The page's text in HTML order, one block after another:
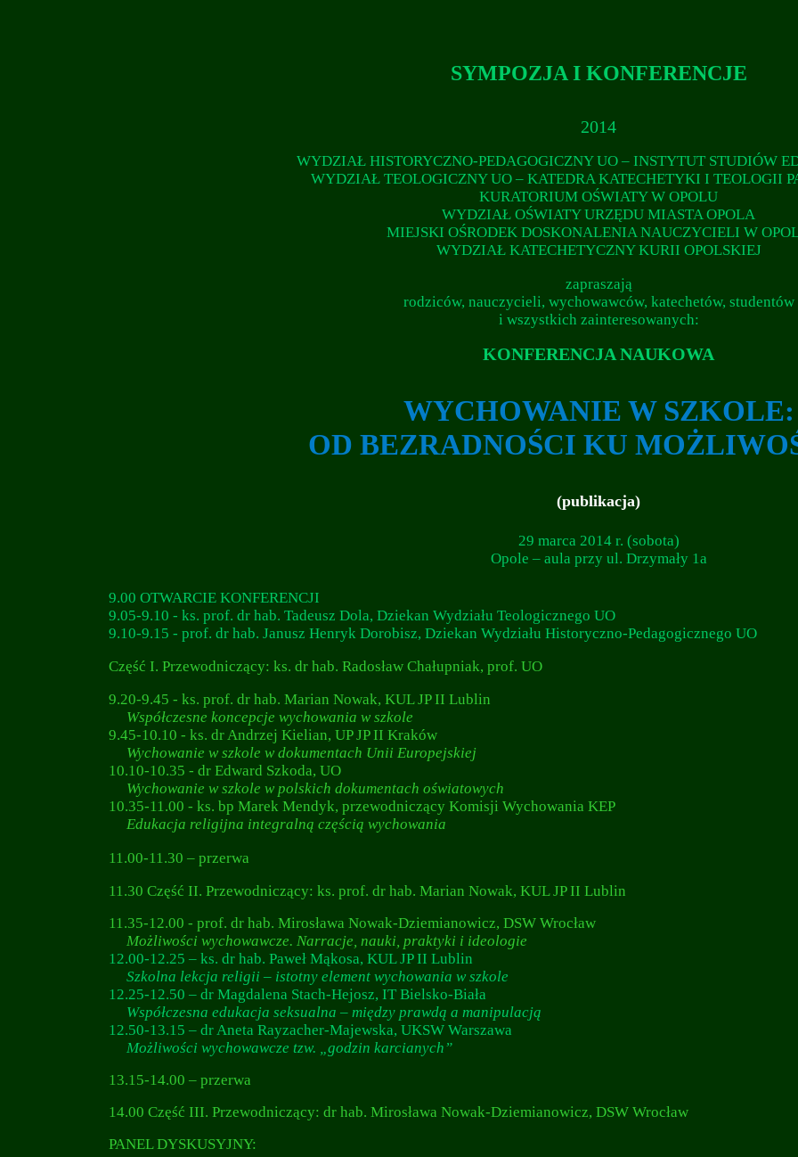
SYMPOZJA I KONFERENCJE
2014
WYDZIAŁ HISTORYCZNO-PEDAGOGICZNY UO – INSTYTUT STUDIÓW
WYDZIAŁ TEOLOGICZNY UO – KATEDRA KATECHETYKI I TEOLOGII
KURATORIUM OŚWIATY W OPOLU
WYDZIAŁ OŚWIATY URZĘDU MIASTA OPOLA
MIEJSKI OŚRODEK DOSKONALENIA NAUCZYCIELI W
WYDZIAŁ KATECHETYCZNY KURII OPOLSKIEJ
zapraszają
rodziców, nauczycieli, wychowawców, katechetów, studentów
i wszystkich zainteresowanych:
KONFERENCJA NAUKOWA
WYCHOWANIE W SZKOLE:
OD BEZRADNOŚCI KU
(publikacja)
29 marca 2014 r. (sobota)
Opole – aula przy ul. Drzymały 1a
9.00 OTWARCIE KONFERENCJI
9.05-9.10 - ks. prof. dr hab. Tadeusz Dola, Dziekan Wydziału Teologicznego UO
9.10-9.15 - prof. dr hab. Janusz Henryk Dorobisz, Dziekan Wydziału Historyczno-Pedagogicznego UO
Część I. Przewodniczący: ks. dr hab. Radosław Chałupniak, prof. UO
9.20-9.45 - ks. prof. dr hab. Marian Nowak, KUL JP II Lublin
Współczesne koncepcje wychowania w szkole
9.45-10.10 - ks. dr Andrzej Kielian, UP JP II Kraków
Wychowanie w szkole w dokumentach Unii Europejskiej
10.10-10.35 - dr Edward Szkoda, UO
Wychowanie w szkole w polskich dokumentach oświatowych
10.35-11.00 - ks. bp Marek Mendyk, przewodniczący Komisji Wychowania KEP
Edukacja religijna integralną częścią wychowania
11.00-11.30 – przerwa
11.30 Część II. Przewodniczący: ks. prof. dr hab. Marian Nowak, KUL JP II Lublin
11.35-12.00 - prof. dr hab. Mirosława Nowak-Dziemianowicz, DSW Wrocław
Możliwości wychowawcze. Narracje, nauki, praktyki i ideologie
12.00-12.25 – ks. dr hab. Paweł Mąkosa, KUL JP II Lublin
Szkolna lekcja religii – istotny element wychowania w szkole
12.25-12.50 – dr Magdalena Stach-Hejosz, IT Bielsko-Biała
Współczesna edukacja seksualna – między prawdą a manipulacją
12.50-13.15 – dr Aneta Rayzacher-Majewska, UKSW Warszawa
Możliwości wychowawcze tzw. „godzin karcianych”
13.15-14.00 – przerwa
14.00 Część III. Przewodniczący: dr hab. Mirosława Nowak-Dziemianowicz, DSW Wrocław
PANEL DYSKUSYJNY: